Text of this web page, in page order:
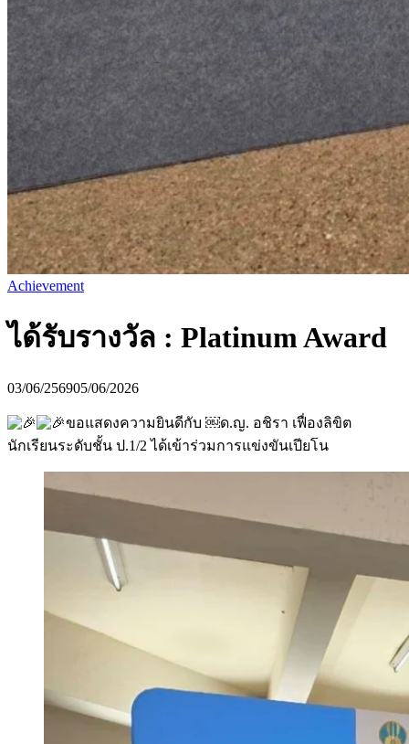
Achievement
ได้รับรางวัล : Platinum Award
03/06/256905/06/2026
ขอแสดงความยินดีกับ ￼ด.ญ. อชิรา เฟื่องลิขิต
นักเรียนระดับชั้น ป.1/2 ได้เข้าร่วมการแข่งขันเปียโน